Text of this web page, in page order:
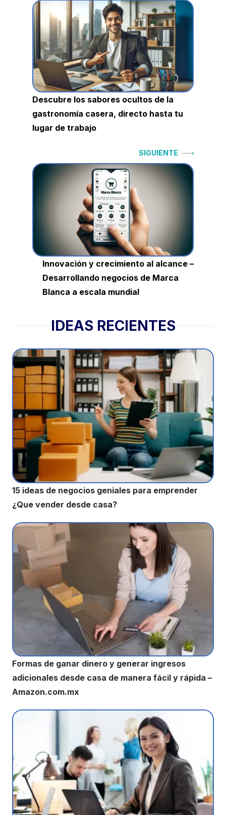
entradas
Descubre los sabores ocultos de la
gastronomía casera, directo hasta tu
lugar de trabajo
SIGUIENTE
Innovación y crecimiento al alcance –
Desarrollando negocios de Marca
Blanca a escala mundial
IDEAS RECIENTES
15 ideas de negocios geniales para emprender
¿Que vender desde casa?
Formas de ganar dinero y generar ingresos
adicionales desde casa de manera fácil y rápida –
Amazon.com.mx